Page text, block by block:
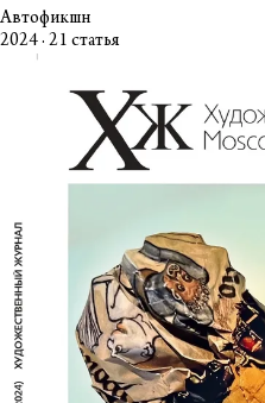
Автофикшн
2024 · 21 статья